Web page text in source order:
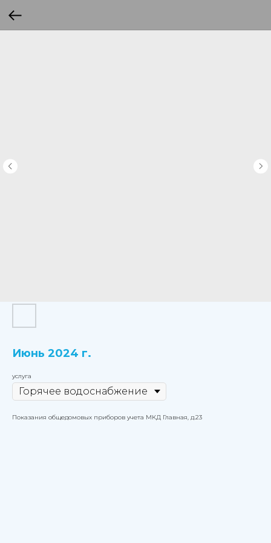
Июнь 2024 г.
услуга
Показания общедомовых приборов учета МКД Главная, д.23